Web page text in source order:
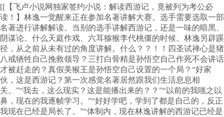
[[【飞卢小说网独家签约小说：解读西游记，竟被列为考公必
读！】林逸一觉醒来正在参加名著讲解大赛。选手需要选取一部
名著进行讲解解读。当别的选手讲解西游记，还是一味的暗黑、
阴谋论。什么天庭作戏、六耳猕猴李代桃僵的时候。林逸另辟蹊
径，从之前从未有过的角度讲解。什么？？！！四圣试禅心是猪
八戒牺牲自己挽救领导？三打白骨精是孙悟空自己作死不会讲话
才被赶走的？真假美猴王是孙悟空自己设置的一个局？“好家
伙，这是西游记？第一次感觉名著居然跟我们生活息息相
关。”“我去，这么现实？这是能播出来的？？”“以前的我嗤之以
鼻，现在的我逐帧学习。”“好好学吧，学到了都是自己的，反正
我现在已经是局长了。”“体制内，现在林逸讲解的西游记已经是